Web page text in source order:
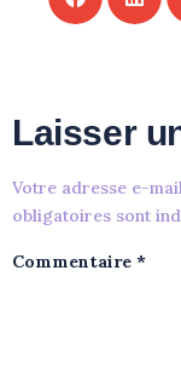
Laisser
Votre adresse e-
obligatoires sont
Commentaire *